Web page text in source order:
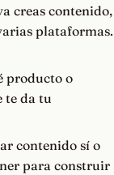
creas contenido,
plataformas.
producto o
te da tu
contenido sí o
para construir